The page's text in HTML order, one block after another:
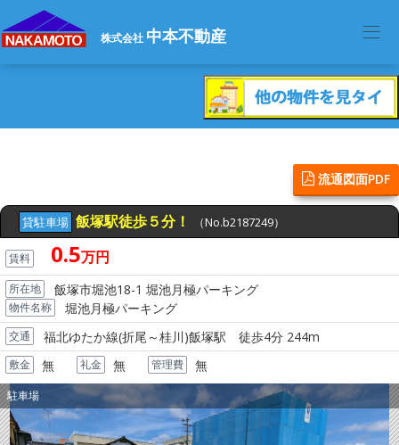
株式会社 中本不動産
流通図面PDF
貸駐車場 （No.b2187249）
賃料 0.5万円
所在地 飯塚市堀池18-1 堀池月極パーキング
物件名称 堀池月極パーキング
交通 福北ゆたか線(折尾～桂川)飯塚駅 徒歩4分 244m
敷金 無 礼金 無 管理費 無
駐車場